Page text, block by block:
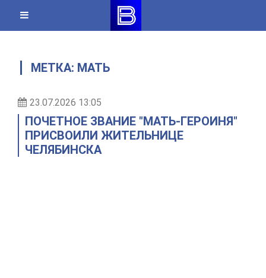
content
МЕТКА: МАТЬ
23.07.2026 13:05
ПОЧЕТНОЕ ЗВАНИЕ "МАТЬ-ГЕРОИНЯ"
ПРИСВОИЛИ ЖИТЕЛЬНИЦЕ
ЧЕЛЯБИНСКА